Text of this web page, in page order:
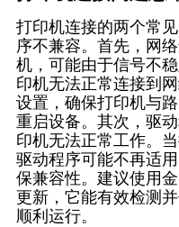
打印机连接的两个常
序不兼容。首先，网
机，可能由于信号不
印机无法正常连接到
设置，确保打印机与
重启设备。其次，驱
印机无法正常工作。
驱动程序可能不再适
保兼容性。建议使用
更新，它能有效检测
顺利运行。